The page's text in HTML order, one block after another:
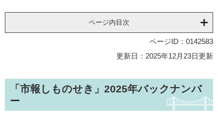
ページ内目次
ページID：0142583
更新日：2025年12月23日更新
「市報しものせき」2025年バックナンバ
ー